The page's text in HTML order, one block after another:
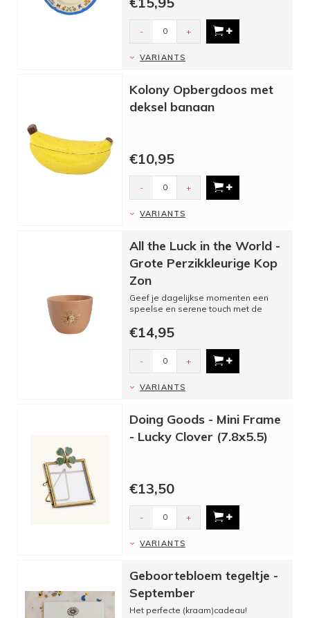
- +
VARIANTS
Kolony Opbergdoos met
deksel banaan
€10,95
- +
VARIANTS
All the Luck in the World -
Grote Perzikkleurige Kop
Zon
Geef je dagelijkse momenten een
speelse en serene touch met de
€14,95
- +
VARIANTS
Doing Goods - Mini Frame
- Lucky Clover (7.8x5.5)
€13,50
- +
VARIANTS
Geboortebloem tegeltje -
September
Het perfecte (kraam)cadeau!